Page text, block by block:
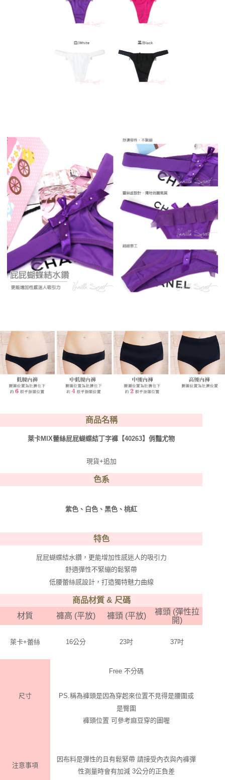
商品名稱
萊卡MIX蕾絲屁屁蝴蝶結丁字褲【40263】俏豔尤物
現貨+追加
色系
紫色、白色、黑色、桃紅
特色
屁屁蝴蝶結水鑽，更能增加性感迷人的吸引力
舒適彈性不緊繃的鬆緊帶
低腰蕾絲感設計，打造獨特魅力曲線
商品材質 & 尺碼
材質
褲高 (平放) 褲頭 (平放)
褲頭 (彈性拉
開)
萊卡+蕾絲 16公分 23吋 37吋
尺寸
Free 不分碼
PS.稱為褲頭是因為穿起來位置不見得是腰圍或
是臀圍
褲頭位置 可參考麻豆穿的圖喔
注意事項
因布料是彈性的且有鬆緊帶 請接受內衣與內褲彈
性測量時會有加減 3公分的正負差